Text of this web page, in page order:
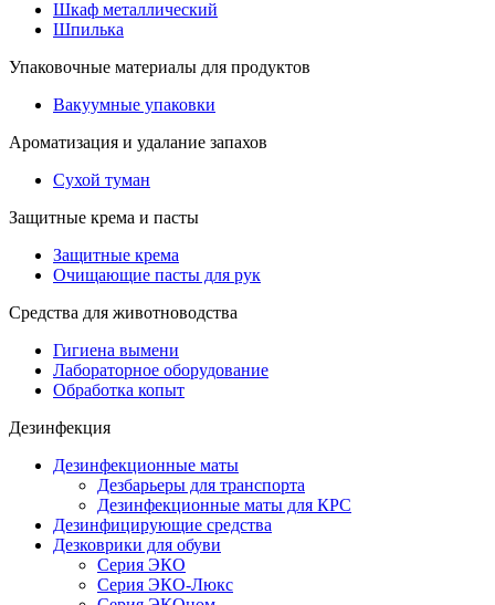
Шкаф металлический
Шпилька
Упаковочные материалы для продуктов
Вакуумные упаковки
Ароматизация и удалание запахов
Сухой туман
Защитные крема и пасты
Защитные крема
Очищающие пасты для рук
Средства для животноводства
Гигиена вымени
Лабораторное оборудование
Обработка копыт
Дезинфекция
Дезинфекционные маты
Дезбарьеры для транспорта
Дезинфекционные маты для КРС
Дезинфицирующие средства
Дезковрики для обуви
Серия ЭКО
Серия ЭКО-Люкс